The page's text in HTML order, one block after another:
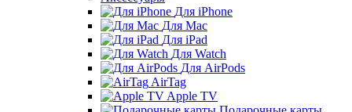
Для iPhone
Для Mac
Для iPad
Для Watch
Для AirPods
AirTag
Apple TV